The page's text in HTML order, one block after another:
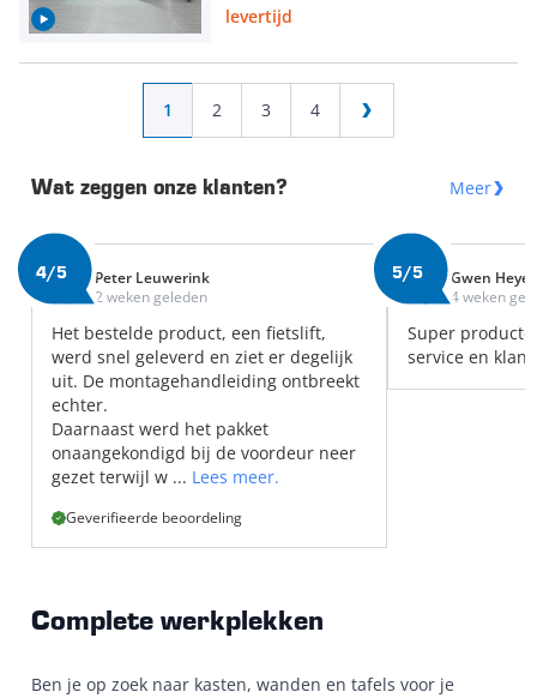
levertijd
U lees momenteel pagina
1 Pagina
2 Pagina
3 Pagina
4 Pagina
Wat zeggen onze klanten? Meer
4/5
Peter Leuwerink
2 weken geleden
Het bestelde product, een fietslift,
werd snel geleverd en ziet er degelijk
uit. De montagehandleiding ontbreekt
echter.
Daarnaast werd het pakket
onaangekondigd bij de voordeur neer
gezet terwijl w ... Lees meer.
Geverifieerde beoordeling
5/5
Gwen Heye
4 weken
Super
service en
Complete werkplekken
Ben je op zoek naar kasten, wanden en tafels voor je